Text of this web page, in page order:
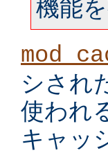
機能
シされ
使われ
キャッ